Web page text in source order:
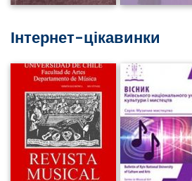
Інтернет-цікавинки